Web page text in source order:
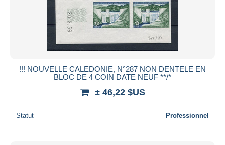
!!! NOUVELLE CALEDONIE, N°287 NON DENTELE EN
BLOC DE 4 COIN DATE NEUF **/*
± 46,22 $US
Statut Professionnel